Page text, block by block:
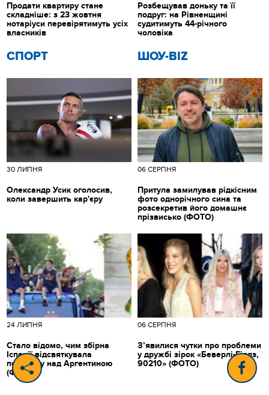
СПОРТ
30 ЛИПНЯ
Олександр Усик оголосив,
коли завершить кар'єру
ШОУ-BIZ
06 СЕРПНЯ
Притула замилував рідкісним
фото однорічного сина та
розсекретив його домашнє
прізвисько (ФОТО)
Продати квартиру стане
складніше: з 23 жовтня
нотаріуси перевірятимуть усіх
власників
Розбещував доньку та її
подруг: на Рівненщині
судитимуть 44-річного
чоловіка
24 ЛИПНЯ
Стало відомо, чим збірна
Іспанії відсвяткувала
перемогу над Аргентиною
(ФОТО)
06 СЕРПНЯ
З’явилися чутки про проблеми
у дружбі зірок «Беверлі-Гіллз,
90210» (ФОТО)